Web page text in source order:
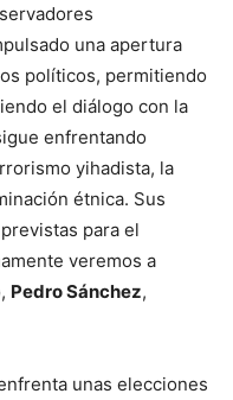
una apertura
políticos, permitiendo
el diálogo con la
enfrentando
yihadista, la
étnica. Sus
para el
veremos a
Pedro Sánchez,
unas elecciones